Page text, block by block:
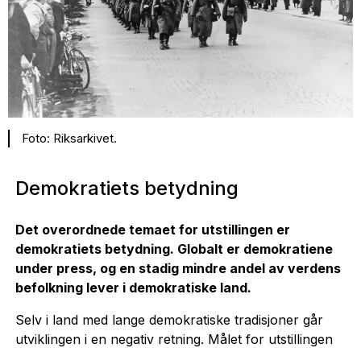
Foto: Riksarkivet.
Demokratiets betydning
Det overordnede temaet for utstillingen er
demokratiets betydning. Globalt er demokratiene
under press, og en stadig mindre andel av verdens
befolkning lever i demokratiske land.
Selv i land med lange demokratiske tradisjoner går
utviklingen i en negativ retning. Målet for utstillingen